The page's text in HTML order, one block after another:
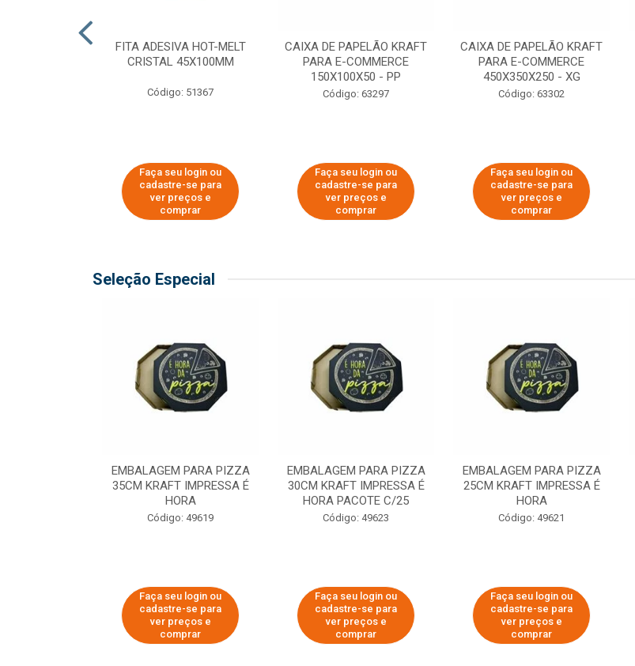
FITA ADESIVA HOT-MELT
CRISTAL 45X100MM
Código: 51367
Faça seu login ou
cadastre-se para
ver preços e
comprar
CAIXA DE PAPELÃO KRAFT
PARA E-COMMERCE
150X100X50 - PP
Código: 63297
Faça seu login ou
cadastre-se para
ver preços e
comprar
CAIXA DE PAPELÃO KRAFT
PARA E-COMMERCE
450X350X250 - XG
Código: 63302
Faça seu login ou
cadastre-se para
ver preços e
comprar
Seleção Especial
EMBALAGEM PARA PIZZA
35CM KRAFT IMPRESSA É
HORA
Código: 49619
Faça seu login ou
cadastre-se para
ver preços e
comprar
EMBALAGEM PARA PIZZA
30CM KRAFT IMPRESSA É
HORA PACOTE C/25
Código: 49623
Faça seu login ou
cadastre-se para
ver preços e
comprar
EMBALAGEM PARA PIZZA
25CM KRAFT IMPRESSA É
HORA
Código: 49621
Faça seu login ou
cadastre-se para
ver preços e
comprar